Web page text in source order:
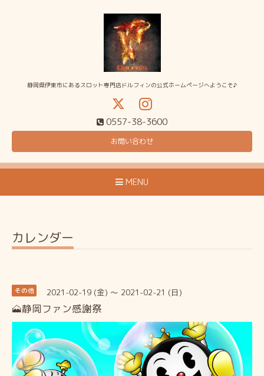
静岡県伊東市にあるスロット専門店ドルフィンの公式ホームページへようこそ♪
0557-38-3600
お問い合わせ
MENU
カレンダー
その他 2021-02-19 (金) ～ 2021-02-21 (日)
🗻静岡ファン感謝祭